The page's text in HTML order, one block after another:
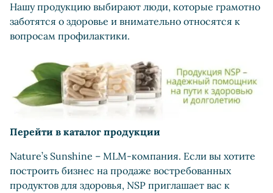
Нашу продукцию выбирают люди, которые грамотно
заботятся о здоровье и внимательно относятся к
вопросам профилактики.
Перейти в каталог продукции
Nature’s Sunshine – MLM-компания. Если вы хотите
построить бизнес на продаже востребованных
продуктов для здоровья, NSP приглашает вас к